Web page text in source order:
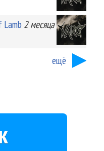
Lamb 2 месяца
ещё